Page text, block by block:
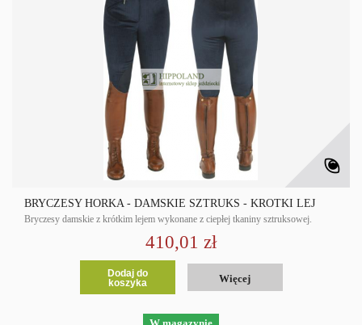
BRYCZESY HORKA - DAMSKIE SZTRUKS - KRÓTKI LEJ
Bryczesy damskie z krótkim lejem wykonane z ciepłej tkaniny sztruksowej.
410,01 zł
Dodaj do
koszyka
Więcej